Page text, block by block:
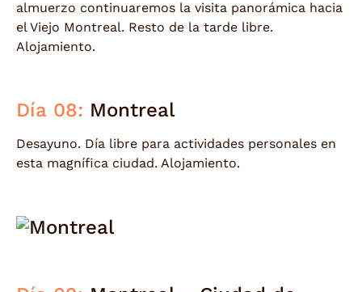
almuerzo continuaremos la visita panorámica hacia
el Viejo Montreal. Resto de la tarde libre.
Alojamiento.
Día 08: Montreal
Desayuno. Día libre para actividades personales en
esta magnífica ciudad. Alojamiento.